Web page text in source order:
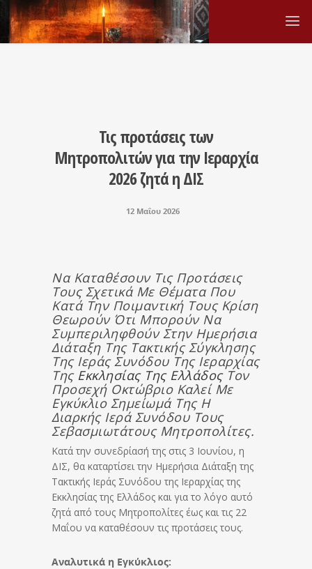
Τις προτάσεις των
Μητροπολιτών για την Ιεραρχία
2026 ζητά η ΔΙΣ
12 Μαΐου 2026
Να Καταθέσουν Τις Προτάσεις
Τους Σχετικά Με Θέματα Που
Κατά Την Ποιμαντική Τους Κρίση
Θεωρούν Ότι Μπορούν Να
Συμπεριληφθούν Στην Ημερήσια
Διάταξη Της Τακτικής Σύγκλησης
Της Ιεράς Συνόδου Της Ιεραρχίας
Της Εκκλησίας Της ΕλλάδοςΤον
Προσεχή Οκτώβριο Καλεί Με
Εγκύκλιο Σημείωμά Της Η
Διαρκής Ιερά Συνόδου Τους
Σεβασμιωτάτους Μητροπολίτες.
Κατά την συνεδρίασή της στις 3 Ιουνίου, η
ΔΙΣ, θα καταρτίσει την Ημερήσια Διάταξη της
Τακτικής Ιεράς Συνόδου της Ιεραρχίας της
Εκκλησίας της Ελλάδος και για το λόγο αυτό
ζητά από τους Μητροπολίτες έως και τις 22
Μαΐου να καταθέσουν τις προτάσεις τους.
Αναλυτικά η Εγκύκλιος: